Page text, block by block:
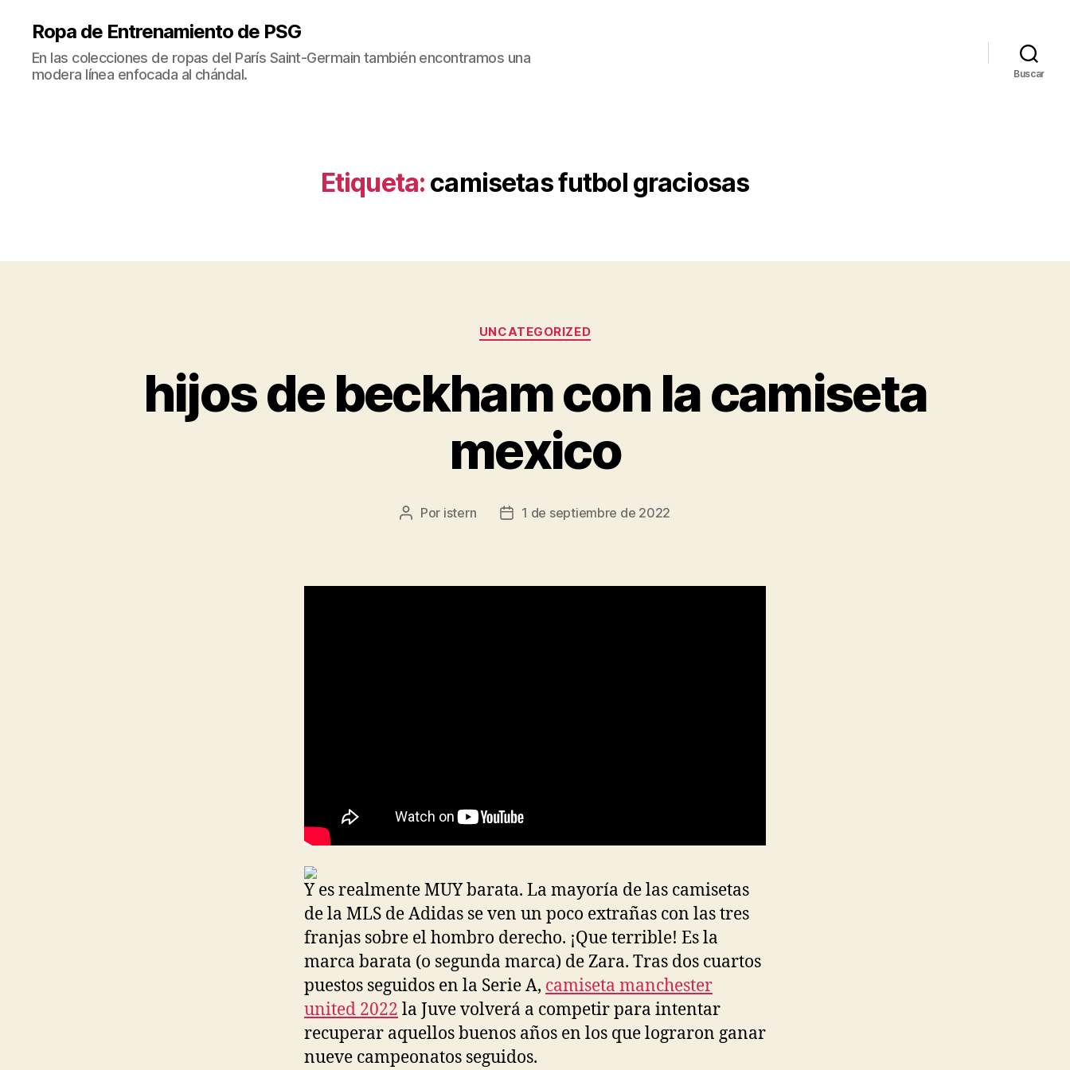
Ropa de Entrenamiento de PSG
En las colecciones de ropas del París Saint-Germain también encontramos una
modera línea enfocada al chándal.
Buscar
Etiqueta: camisetas futbol graciosas
Categorías
UNCATEGORIZED
hijos de beckham con la camiseta
mexico
Autor
Por istern
Fecha1 de septiembre de 2022
Y es realmente MUY barata. La mayoría de las camisetas
de la MLS de Adidas se ven un poco extrañas con las tres
franjas sobre el hombro derecho. ¡Que terrible! Es la
marca barata (o segunda marca) de Zara. Tras dos cuartos
puestos seguidos en la Serie A, camiseta manchester
united 2022 la Juve volverá a competir para intentar
recuperar aquellos buenos años en los que lograron ganar
nueve campeonatos seguidos.